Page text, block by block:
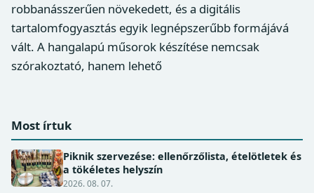
robbanásszerűen növekedett, és a digitális
tartalomfogyasztás egyik legnépszerűbb formájává
vált. A hangalapú műsorok készítése nemcsak
szórakoztató, hanem lehető
Most írtuk
Piknik szervezése: ellenőrzőlista, ételötletek és
a tökéletes helyszín
2026. 08. 07.